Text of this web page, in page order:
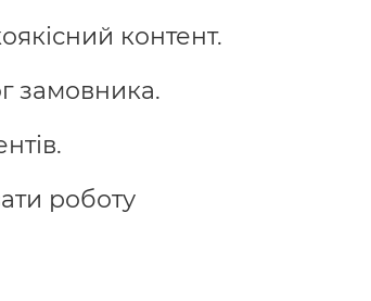
контент.
замовника.
роботу